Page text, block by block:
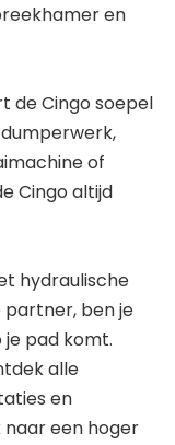
en
de Cingo soepel
of
Cingo altijd
hydraulische
ben je
pad komt.
alle
en
naar een hoger